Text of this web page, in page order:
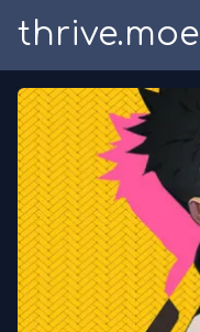
thrive.moe